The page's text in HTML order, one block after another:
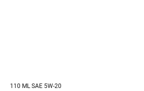
110 ML SAE 5W-20